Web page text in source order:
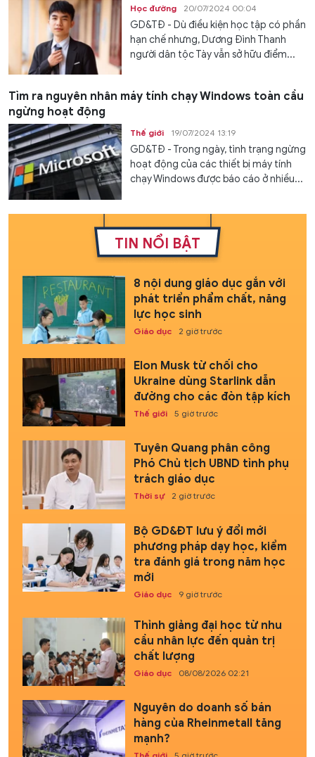
Học đường 20/07/2024 00:04
GD&TĐ - Dù điều kiện học tập có phần
hạn chế nhưng, Dương Đình Thanh
người dân tộc Tày vẫn sở hữu điểm...
Tìm ra nguyên nhân máy tính chạy Windows toàn cầu
ngừng hoạt động
Thế giới 19/07/2024 13:19
GD&TĐ - Trong ngày, tình trạng ngừng
hoạt động của các thiết bị máy tính
chạy Windows được báo cáo ở nhiều...
TIN NỔI BẬT
8 nội dung giáo dục gắn với
phát triển phẩm chất, năng
lực học sinh
Giáo dục 2 giờ trước
Elon Musk từ chối cho
Ukraine dùng Starlink dẫn
đường cho các đòn tập kích
Thế giới 5 giờ trước
Tuyên Quang phân công
Phó Chủ tịch UBND tỉnh phụ
trách giáo dục
Thời sự 2 giờ trước
Bộ GD&ĐT lưu ý đổi mới
phương pháp dạy học, kiểm
tra đánh giá trong năm học
mới
Giáo dục 9 giờ trước
Thỉnh giảng đại học từ nhu
cầu nhân lực đến quản trị
chất lượng
Giáo dục 08/08/2026 02:21
Nguyên do doanh số bán
hàng của Rheinmetall tăng
mạnh?